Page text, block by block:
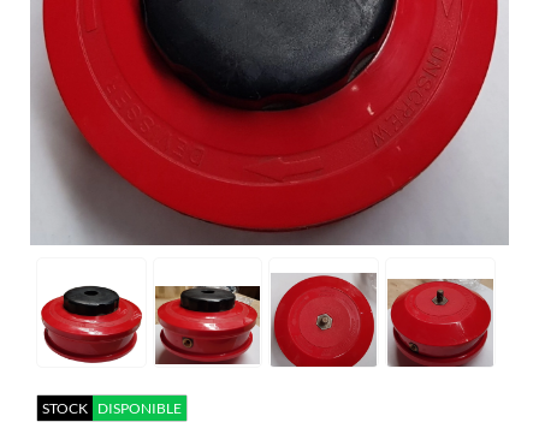
STOCK DISPONIBLE